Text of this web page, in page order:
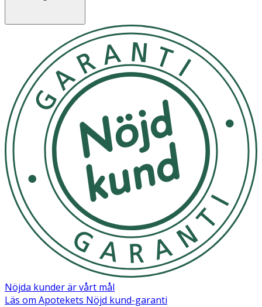
OK för gravida och ammande:
Ingredienser:
Water, Glycerin, Butylene Glycol, Caprylic/Capric
Triglyceride, Isopropyl Myristate, Niacinamide, Glycereth-
26, Cetyl Alcohol, Butyrospermum Parkii (Shea) Butter,
Stearyl Alcohol, Polyglyceryl-3 Distearate, Synthetic
Beeswax, Glyceryl Stearate, 1,2-Hexanediol, Carbomer,
Tromethamine, Xanthan Gum, Sodium Hyaluronate,
Glyceryl Stearate Citrate, Myristyl Alcohol, Caprylyl Glycol,
Oryza Sativa (Rice) Extract, Oryza Sativa (Rice) Bran
Extract, Lauryl Alcohol, Disodium EDTA, Fragrance
Nöjda kunder är vårt mål
Läs om Apotekets Nöjd kund-garanti